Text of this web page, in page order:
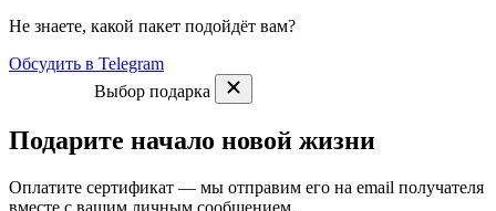
Не знаете, какой пакет подойдёт вам?
Обсудить в Telegram
Выбор подарка
Подарите начало новой жизни
Оплатите сертификат — мы отправим его на email получателя
вместе с вашим личным сообщением.